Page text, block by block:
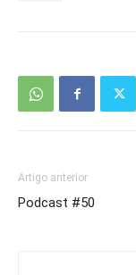
Artigo anterior
Podcast #50